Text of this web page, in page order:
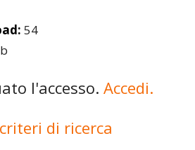
54
l'accesso. Accedi.
di ricerca